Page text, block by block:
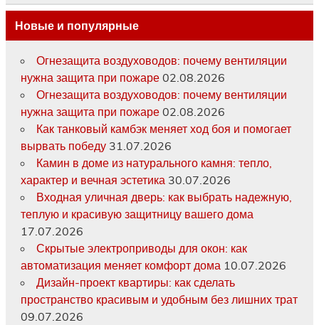
Новые и популярные
Огнезащита воздуховодов: почему вентиляции
нужна защита при пожаре 02.08.2026
Огнезащита воздуховодов: почему вентиляции
нужна защита при пожаре 02.08.2026
Как танковый камбэк меняет ход боя и помогает
вырвать победу 31.07.2026
Камин в доме из натурального камня: тепло,
характер и вечная эстетика 30.07.2026
Входная уличная дверь: как выбрать надежную,
теплую и красивую защитницу вашего дома
17.07.2026
Скрытые электроприводы для окон: как
автоматизация меняет комфорт дома 10.07.2026
Дизайн-проект квартиры: как сделать
пространство красивым и удобным без лишних трат
09.07.2026